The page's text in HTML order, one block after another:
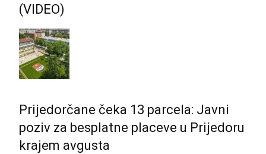
(VIDEO)
Prijedorčane čeka 13 parcela: Javni
poziv za besplatne placeve u Prijedoru
krajem avgusta